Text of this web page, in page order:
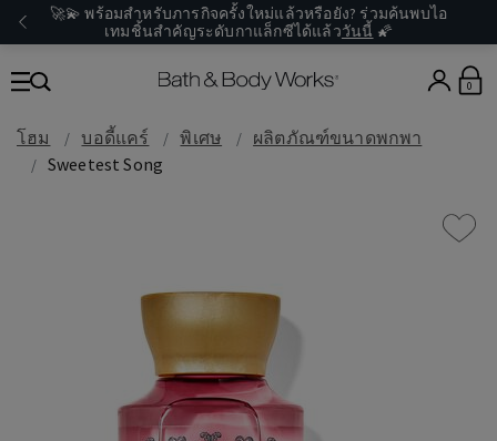
🚀💫 พร้อมสำหรับภารกิจครั้งใหม่แล้วหรือยัง? ร่วมค้นพบไอ
เทมชิ้นสำคัญระดับกาแล็กซีได้แล้ววันนี้ 🌠
0
โฮม บอดี้แคร์ พิเศษ
ผลิตภัณฑ์ขนาดพกพา
Sweetest Song